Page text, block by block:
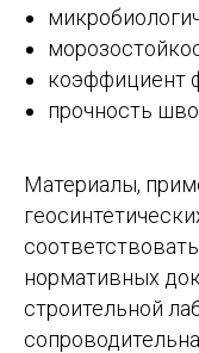
коэффициент
прочность
Материалы,
нормативных
строительной